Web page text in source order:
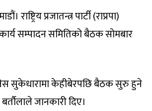
राष्ट्रिय प्रजातन्त्र पार्टी (राप्रपा)
सम्पादन समितिको बैठक सोमबार
सुकेधारामा केहीबेरपछि बैठक सुरु हुने
बर्तौलाले जानकारी दिए।